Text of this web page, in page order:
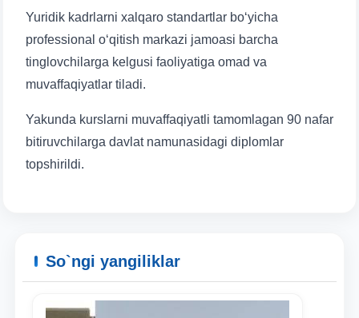
Yuridik kadrlarni xalqaro standartlar bo‘yicha
professional o‘qitish markazi jamoasi barcha
tinglovchilarga kelgusi faoliyatiga omad va
muvaffaqiyatlar tiladi.
Yakunda kurslarni muvaffaqiyatli tamomlagan 90 nafar
bitiruvchilarga davlat namunasidagi diplomlar
topshirildi.
So`ngi yangiliklar